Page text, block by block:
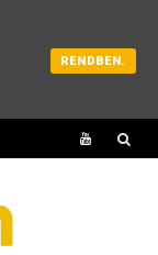
Y
RENDBEN.